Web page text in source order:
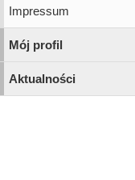
Impressum
Mój profil
Aktualności